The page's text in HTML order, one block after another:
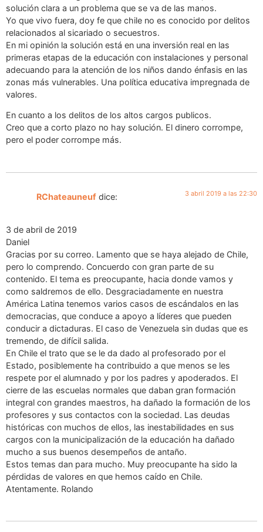
solución clara a un problema que se va de las manos.
Yo que vivo fuera, doy fe que chile no es conocido por delitos
relacionados al sicariado o secuestros.
En mi opinión la solución está en una inversión real en las
primeras etapas de la educación con instalaciones y personal
adecuando para la atención de los niños dando énfasis en las
zonas más vulnerables. Una política educativa impregnada de
valores.
En cuanto a los delitos de los altos cargos publicos.
Creo que a corto plazo no hay solución. El dinero corrompe,
pero el poder corrompe más.
RChateauneuf dice: 3 abril 2019 a las 22:30
3 de abril de 2019
Daniel
Gracias por su correo. Lamento que se haya alejado de Chile,
pero lo comprendo. Concuerdo con gran parte de su
contenido. El tema es preocupante, hacia donde vamos y
como saldremos de ello. Desgraciadamente en nuestra
América Latina tenemos varios casos de escándalos en las
democracias, que conduce a apoyo a líderes que pueden
conducir a dictaduras. El caso de Venezuela sin dudas que es
tremendo, de difícil salida.
En Chile el trato que se le da dado al profesorado por el
Estado, posiblemente ha contribuido a que menos se les
respete por el alumnado y por los padres y apoderados. El
cierre de las escuelas normales que daban gran formación
integral con grandes maestros, ha dañado la formación de los
profesores y sus contactos con la sociedad. Las deudas
históricas con muchos de ellos, las inestabilidades en sus
cargos con la municipalización de la educación ha dañado
mucho a sus buenos desempeños de antaño.
Estos temas dan para mucho. Muy preocupante ha sido la
pérdidas de valores en que hemos caído en Chile.
Atentamente. Rolando